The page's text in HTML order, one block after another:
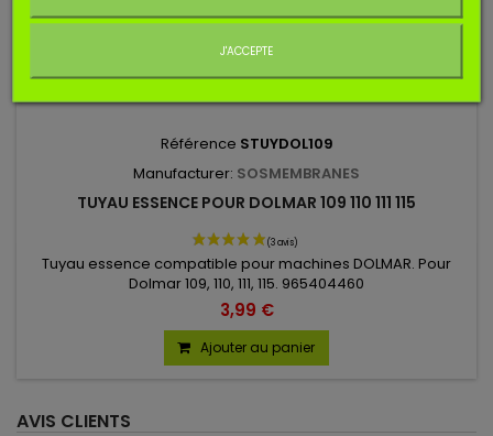
Référence STUYDOL109
Manufacturer: SOSMEMBRANES
TUYAU ESSENCE POUR DOLMAR 109 110 111 115
Tuyau essence compatible pour machines DOLMAR. Pour
Dolmar 109, 110, 111, 115. 965404460
3,99 €
Ajouter au panier
AVIS CLIENTS
J'ACCEPTE